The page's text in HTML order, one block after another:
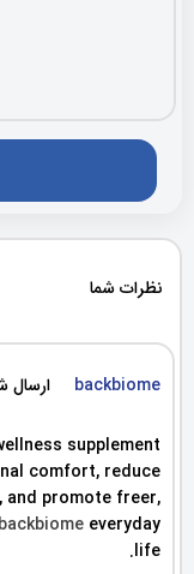
نظرات شما
backbiome ارسال شده :
supplement
comfort, reduce
promote freer,
backbiome everyday
life.